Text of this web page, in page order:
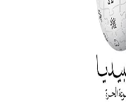
في البحر ويتركب
شديد الحمرة وهو
الش